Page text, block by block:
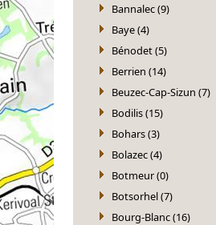
Bannalec (9)
Baye (4)
Bénodet (5)
Berrien (14)
Beuzec-Cap-Sizun (7)
Bodilis (15)
Bohars (3)
Bolazec (4)
Botmeur (0)
Botsorhel (7)
Bourg-Blanc (16)